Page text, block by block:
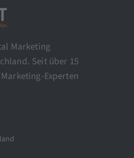
Marketing
Seit über 15
Experten